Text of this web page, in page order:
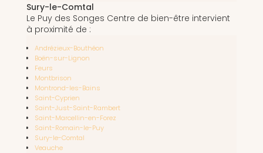
Sury-le-Comtal
Le Puy des Songes Centre de bien-être intervient
à proximité de :
Andrézieux-Bouthéon
Boën-sur-Lignon
Feurs
Montbrison
Montrond-les-Bains
Saint-Cyprien
Saint-Just-Saint-Rambert
Saint-Marcellin-en-Forez
Saint-Romain-le-Puy
Sury-le-Comtal
Veauche